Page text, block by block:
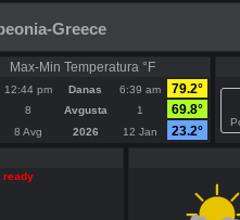
Greece
Max-Min Temperatura °F
12:44 pm Danas 6:39 am
79.2°
8 Avgusta 1
69.8°
8 Avg 2026 12 Jan 23.2°
ready